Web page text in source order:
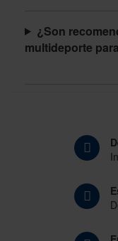
¿Son
multideporte